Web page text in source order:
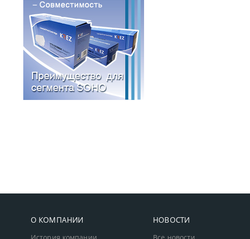
О КОМПАНИИ НОВОСТИ